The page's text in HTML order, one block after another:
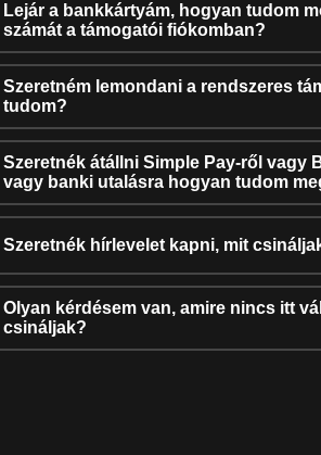
Lejár a bankkártyám, hogyan tudom
számát a támogatói fiókomban?
Szeretném lemondani a rendszeres
tudom?
Szeretnék átállni Simple Pay-ről vagy
vagy banki utalásra hogyan tudom
Szeretnék hírlevelet kapni, mit
Olyan kérdésem van, amire nincs itt
csináljak?